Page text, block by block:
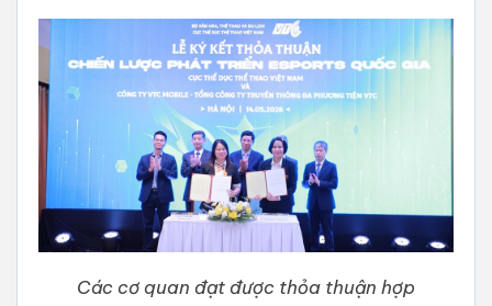
Các cơ quan đạt được thỏa thuận hợp